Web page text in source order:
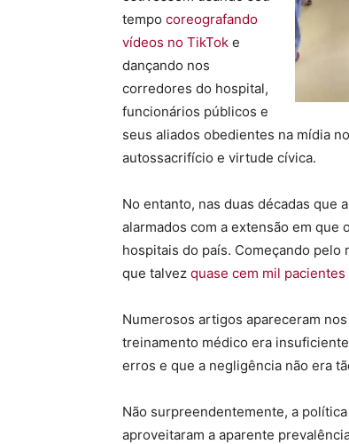
tempo coreografando
vídeos no TikTok e
dançando nos
corredores do hospital,
funcionários públicos e
seus aliados obedientes na mídia
autossacrifício e virtude cívica.
No entanto, nas duas décadas que
alarmados com a extensão em
hospitais do país. Começando
que talvez quase cem mil pacientes
Numerosos artigos apareceram
treinamento médico era
erros e que a negligência não era
Não surpreendentemente, a
aproveitaram a aparente